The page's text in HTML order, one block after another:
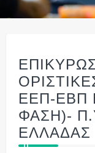
ΕΕΠ-ΕΒΠ
ΦΑΣΗ)-
ΕΛΛΑΔΑΣ